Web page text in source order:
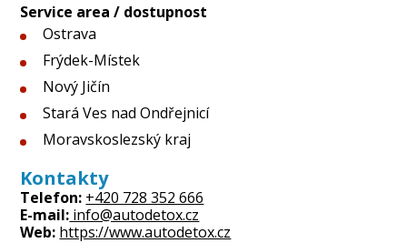
Service area / dostupnost
Ostrava
Frýdek-Místek
Nový Jičín
Stará Ves nad Ondřejnicí
Moravskoslezský kraj
Kontakty
Telefon: +420 728 352 666
E-mail: info@autodetox.cz
Web: https://www.autodetox.cz